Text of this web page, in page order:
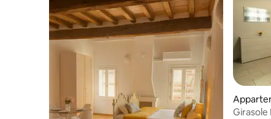
Girasole